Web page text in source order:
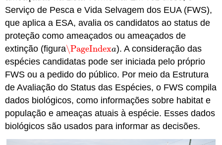
Serviço de Pesca e Vida Selvagem dos EUA (FWS),
que aplica a ESA, avalia os candidatos ao status de
proteção como ameaçados ou ameaçados de
extinção (figura\PageIndexa
\PageIndexa). A consideração das
espécies candidatas pode ser iniciada pelo próprio
FWS ou a pedido do público. Por meio da Estrutura
de Avaliação do Status das Espécies, o FWS compila
dados biológicos, como informações sobre habitat e
população e ameaças atuais à espécie. Esses dados
biológicos são usados para informar as decisões.